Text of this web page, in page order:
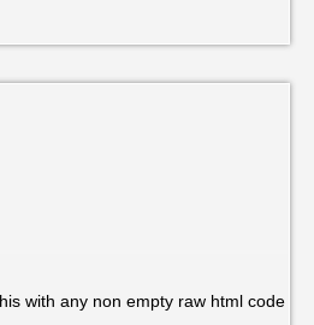
with any non empty raw html code